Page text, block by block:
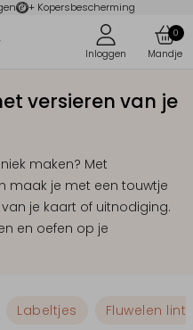
+ Kopersbescherming
0
versieren van je
maken? Met
maak je met een touwtje
je kaart of uitnodiging.
en oefen op je
Labeltjes Fluwelen lint